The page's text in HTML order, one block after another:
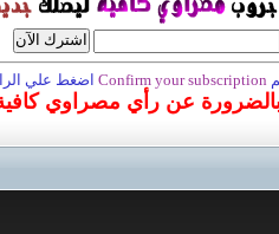
Confirm your subscription اضغط علي
بالضرورة عن رأي مصراوي